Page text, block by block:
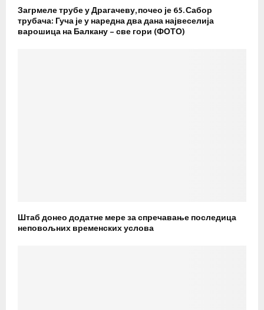
Загрмеле трубе у Драгачеву, почео је 65. Сабор
трубача: Гуча је у наредна два дана највеселија
варошица на Балкану – све гори (ФОТО)
Штаб донео додатне мере за спречавање последица
неповољних временских услова